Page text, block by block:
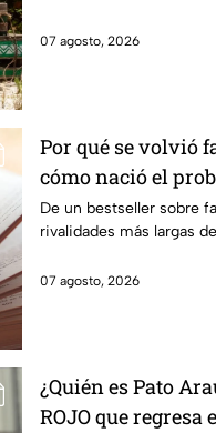
07 agosto, 2026
Por qué se volvió
cómo nació el
tiene con Alfredo
De un bestseller sobre
rivalidades más largas
07 agosto, 2026
¿Quién es Pato
ROJO que regresa